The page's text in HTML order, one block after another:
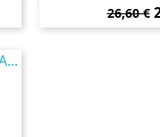
Preço
normal
26,60 €